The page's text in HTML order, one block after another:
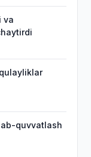
va
quvvatlash